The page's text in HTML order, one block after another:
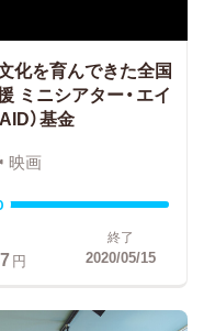
化を育んできた全国
ミニシアター・エイ
）基金
映画
円
終了
2020/05/15